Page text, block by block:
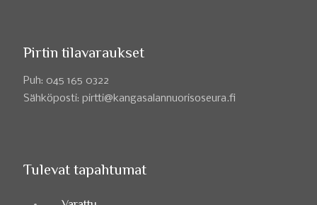
Pirtin tilavaraukset
Puh: 045 165 0322
Sähköposti: pirtti@kangasalannuorisoseura.fi
Tulevat tapahtumat